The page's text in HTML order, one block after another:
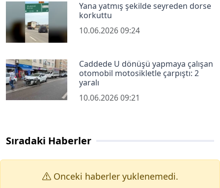
Yana yatmış şekilde seyreden dorse
korkuttu
10.06.2026 09:24
Caddede U dönüşü yapmaya çalışan
otomobil motosikletle çarpıştı: 2
yaralı
10.06.2026 09:21
Sıradaki Haberler
Onceki haberler yuklenemedi.